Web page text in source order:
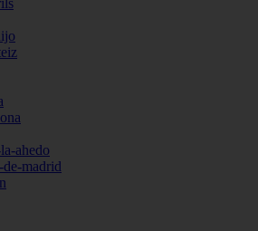
ahedo
madrid